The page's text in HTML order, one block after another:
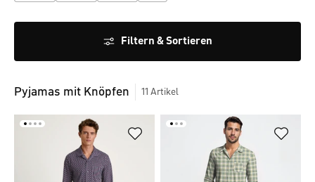
Filtern & Sortieren
Pyjamas mit Knöpfen 11 Artikel